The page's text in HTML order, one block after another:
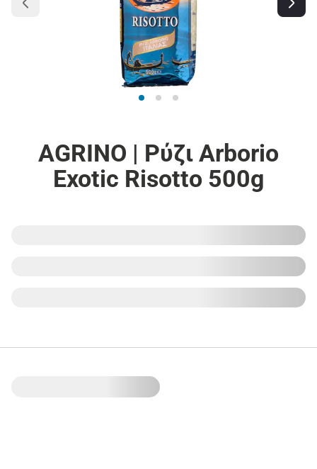
AGRINO | Ρύζι Arborio
Exotic Risotto 500g